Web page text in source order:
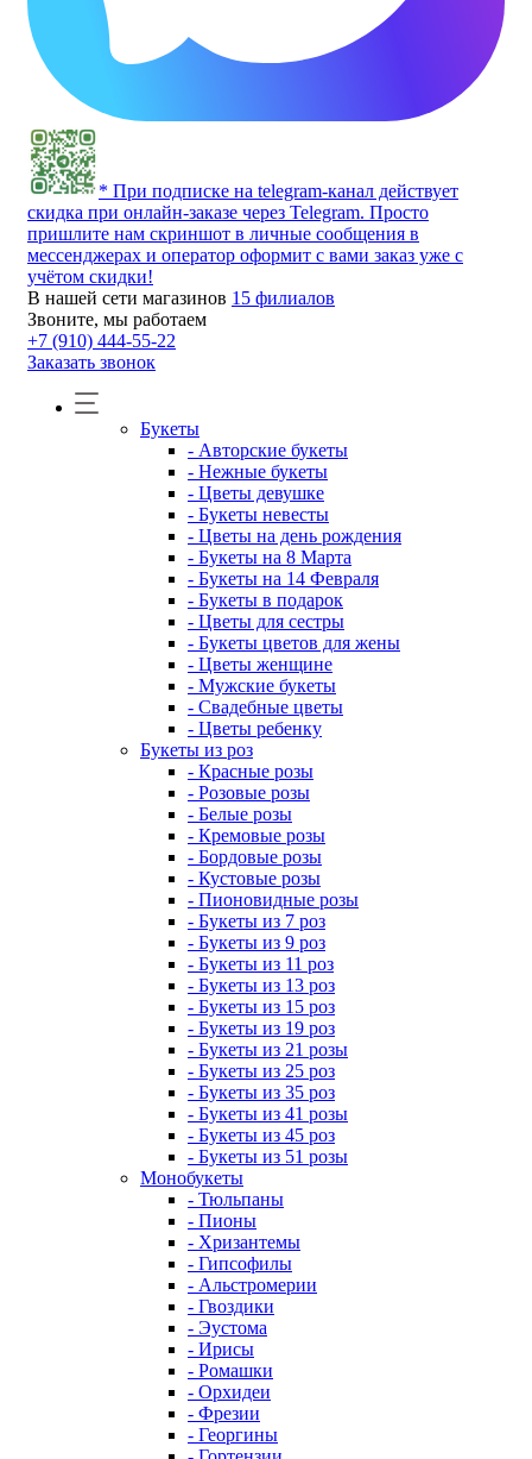
* При подписке на telegram-канал действует
скидка при онлайн-заказе через Telegram. Просто
пришлите нам скриншот в личные сообщения в
мессенджерах и оператор оформит с вами заказ уже с
учётом скидки!
В нашей сети магазинов 15 филиалов
Звоните, мы работаем
+7 (910) 444-55-22
Заказать звонок
Букеты
- Авторские букеты
- Нежные букеты
- Цветы девушке
- Букеты невесты
- Цветы на день рождения
- Букеты на 8 Марта
- Букеты на 14 Февраля
- Букеты в подарок
- Цветы для сестры
- Букеты цветов для жены
- Цветы женщине
- Мужские букеты
- Свадебные цветы
- Цветы ребенку
Букеты из роз
- Красные розы
- Розовые розы
- Белые розы
- Кремовые розы
- Бордовые розы
- Кустовые розы
- Пионовидные розы
- Букеты из 7 роз
- Букеты из 9 роз
- Букеты из 11 роз
- Букеты из 13 роз
- Букеты из 15 роз
- Букеты из 19 роз
- Букеты из 21 розы
- Букеты из 25 роз
- Букеты из 35 роз
- Букеты из 41 розы
- Букеты из 45 роз
- Букеты из 51 розы
Монобукеты
- Тюльпаны
- Пионы
- Хризантемы
- Гипсофилы
- Альстромерии
- Гвоздики
- Эустома
- Ирисы
- Ромашки
- Орхидеи
- Фрезии
- Георгины